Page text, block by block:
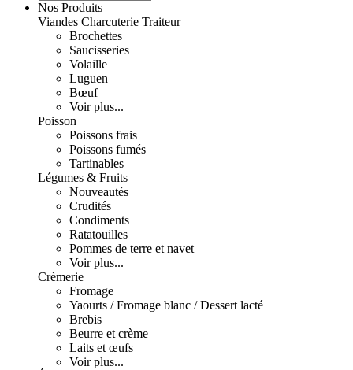
Nos Produits
Viandes Charcuterie Traiteur
Brochettes
Saucisseries
Volaille
Luguen
Bœuf
Voir plus...
Poisson
Poissons frais
Poissons fumés
Tartinables
Légumes & Fruits
Nouveautés
Crudités
Condiments
Ratatouilles
Pommes de terre et navet
Voir plus...
Crèmerie
Fromage
Yaourts / Fromage blanc / Dessert lacté
Brebis
Beurre et crème
Laits et œufs
Voir plus...